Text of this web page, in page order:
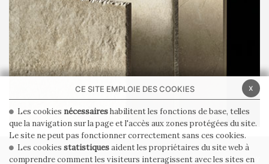
PRIVACY POLICY COOKIE POLICY
x
CE SITE EMPLOIE DES COOKIES
Les cookies nécessaireshabilitent les fonctions de base, telles
que la navigation sur la page et l'accès aux zones protégées du site.
Le site ne peut pas fonctionner correctement sans ces cookies.
Les cookies statistiquesaident les propriétaires du site web à
comprendre comment les visiteurs interagissent avec les sites en